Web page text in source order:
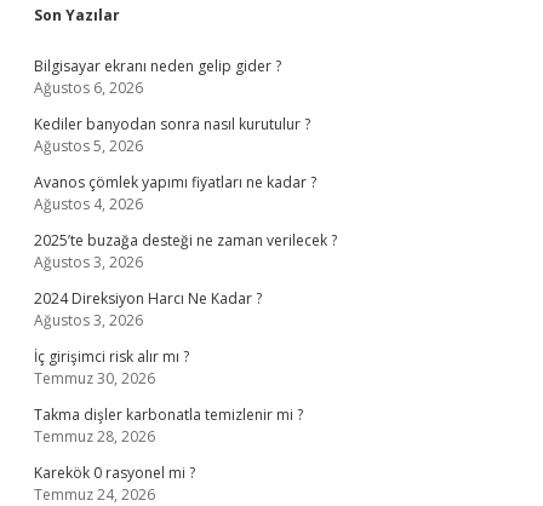
Sidebar
Son Yazılar
Bilgisayar ekranı neden gelip gider ?
Ağustos 6, 2026
Kediler banyodan sonra nasıl kurutulur ?
Ağustos 5, 2026
Avanos çömlek yapımı fiyatları ne kadar ?
Ağustos 4, 2026
2025’te buzağa desteği ne zaman verilecek ?
Ağustos 3, 2026
2024 Direksiyon Harcı Ne Kadar ?
Ağustos 3, 2026
İç girişimci risk alır mı ?
Temmuz 30, 2026
Takma dişler karbonatla temizlenir mi ?
Temmuz 28, 2026
Karekök 0 rasyonel mi ?
Temmuz 24, 2026